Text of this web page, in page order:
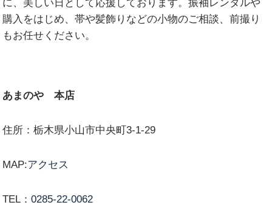
に、美しい日として応援しております。振袖レンタルや
購入をはじめ、帯や髪飾りなどの小物のご相談、前撮り
もお任せください。
あまのや 本店
住所：栃木県小山市中央町3-1-29
MAP:アクセス
TEL：0285-22-0062